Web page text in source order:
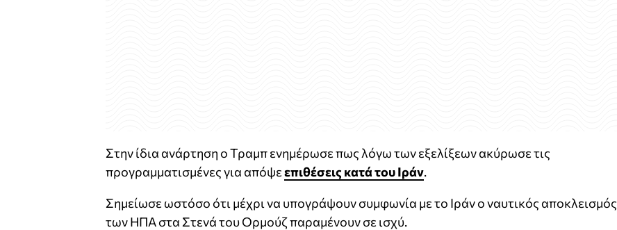
Στην ίδια ανάρτηση ο Τραμπ ενημέρωσε πως λόγω των εξελίξεων ακύρωσε τις
προγραμματισμένες για απόψεεπιθέσεις κατά του Ιράν.
Σημείωσε ωστόσο ότι μέχρι να υπογράψουν συμφωνία με το Ιράν ο ναυτικός αποκλεισμός
των ΗΠΑ στα Στενά του Ορμούζ παραμένουν σε ισχύ.